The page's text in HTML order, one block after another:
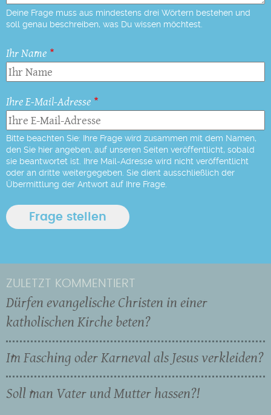
Deine Frage muss aus mindestens drei Wörtern bestehen und
soll genau beschreiben, was Du wissen möchtest.
Ihr Name
Ihre E-Mail-Adresse
Bitte beachten Sie: Ihre Frage wird zusammen mit dem Namen,
den Sie hier angeben, auf unseren Seiten veröffentlicht, sobald
sie beantwortet ist. Ihre Mail-Adresse wird nicht veröffentlicht
oder an dritte weitergegeben. Sie dient ausschließlich der
Übermittlung der Antwort auf Ihre Frage.
ZULETZT KOMMENTIERT
Dürfen evangelische Christen in einer
katholischen Kirche beten?
Im Fasching oder Karneval als Jesus verkleiden?
Soll man Vater und Mutter hassen?!